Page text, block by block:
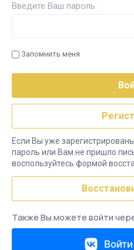
Введите Ваш пароль:
Запомнить меня
Если Вы уже
пароль или Вам не пришло
воспользуйтесь формой
Также Вы можете войти